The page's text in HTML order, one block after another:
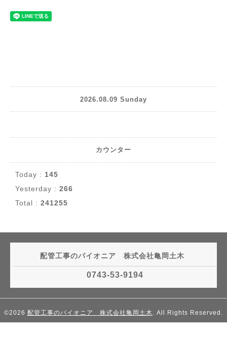
2026.08.09 Sunday
カウンター
Today : 145
Yesterday : 266
Total : 241255
配管工事のパイオニア 株式会社亀岡土木
0743-53-9194
©2026 配管工事のパイオニア 株式会社亀岡土木 . All Rights Reserved.